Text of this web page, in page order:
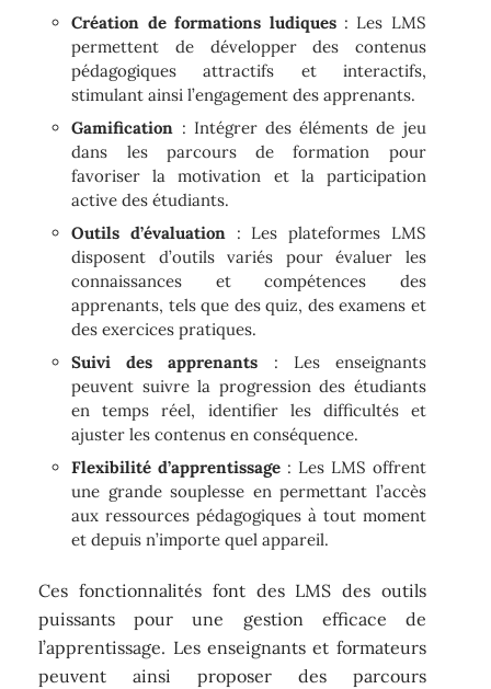
Création de formations ludiques: Les LMS
permettent de développer des contenus
pédagogiques attractifs et interactifs,
stimulant ainsi l’engagement des apprenants.
Gamification : Intégrer des éléments de jeu
dans les parcours de formation pour
favoriser la motivation et la participation
active des étudiants.
Outils d’évaluation : Les plateformes LMS
disposent d’outils variés pour évaluer les
connaissances et compétences des
apprenants, tels que des quiz, des examens et
des exercices pratiques.
Suivi des apprenants : Les enseignants
peuvent suivre la progression des étudiants
en temps réel, identifier les difficultés et
ajuster les contenus en conséquence.
Flexibilité d’apprentissage : Les LMS offrent
une grande souplesse en permettant l’accès
aux ressources pédagogiques à tout moment
et depuis n’importe quel appareil.
Ces fonctionnalités font des LMS des outils
puissants pour une gestion efficace de
l’apprentissage. Les enseignants et formateurs
peuvent ainsi proposer des parcours